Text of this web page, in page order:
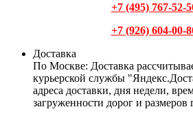
+7 (495) 767-52-
+7 (926) 604-00-
Доставка
По Москве: Доставка
курьерской службы
адреса доставки, дня недели,
загруженности дорог и размеров